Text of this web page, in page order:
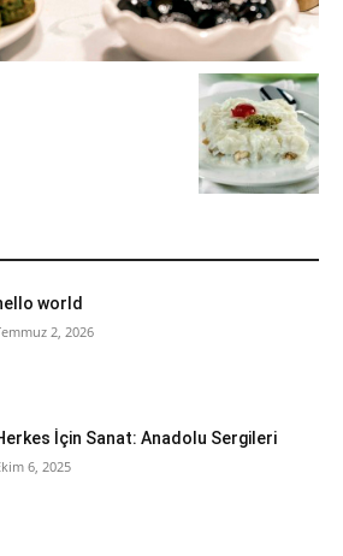
world
2, 2026
İçin Sanat: Anadolu Sergileri
6, 2025